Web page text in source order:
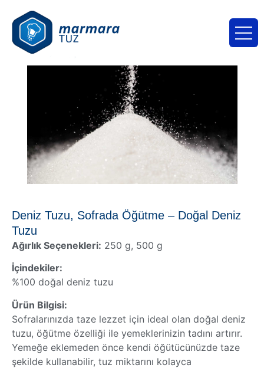
Deniz Tuzu, Sofrada Öğütme – Doğal Deniz
Tuzu
Ağırlık Seçenekleri: 250 g, 500 g
İçindekiler:
%100 doğal deniz tuzu
Ürün Bilgisi:
Sofralarınızda taze lezzet için ideal olan doğal deniz
tuzu, öğütme özelliği ile yemeklerinizin tadını artırır.
Yemeğe eklemeden önce kendi öğütücünüzde taze
şekilde kullanabilir, tuz miktarını kolayca